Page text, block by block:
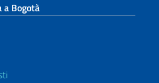
a Bogotà